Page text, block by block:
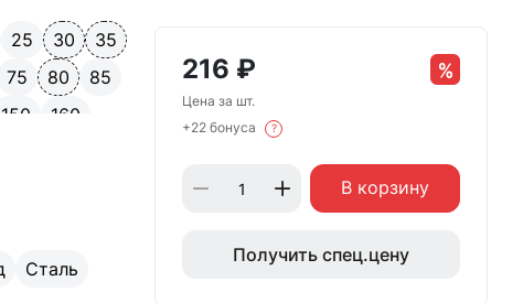
25 30
35
75 80
85
150
160
Сталь
216 ₽
Цена за шт.
+22 бонуса
?
В корзину
Получить спец.цену